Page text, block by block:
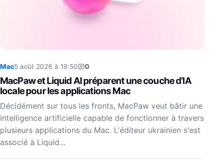
Mac5 août 2026 à 19:50 0
MacPaw et Liquid AI préparent une couche d’IA
locale pour les applications Mac
Décidément sur tous les fronts, MacPaw veut bâtir une
intelligence artificielle capable de fonctionner à travers
plusieurs applications du Mac. L'éditeur ukrainien s'est
associé à Liquid…